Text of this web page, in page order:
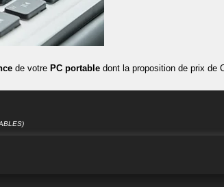
de votre PC portable dont la proposition de prix de